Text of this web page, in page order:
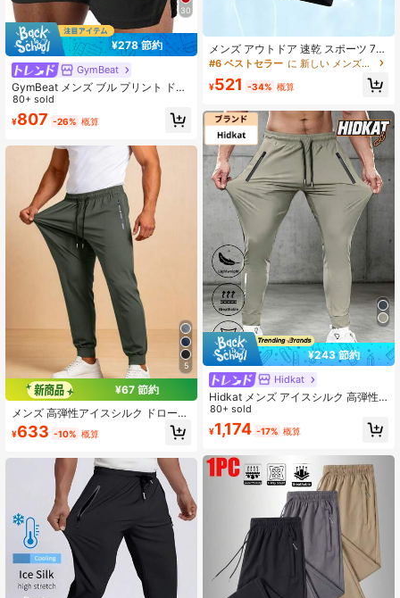
30
¥278 節約
GymBeat
GymBeat メンズ ブル プリント ドロ
ーストリング ウエスト ジッパーポケ
ット スポーツショーツ、ジム
80+ sold
¥807 -26% 概算
5
¥67 節約
メンズ 高弾性アイスシルク ドロース
トリング ウエストゴム サイドジッパ
ーポケット グリーン テーパードジョ
とカジュアルウェアに適しています
¥633 -10% 概算
メンズ アウトドア 速乾 スポーツ 7/8
丈パンツ - 無地ブラック、ポケット
付き伸縮ウエストバンド、ジム、ラ
ンニング、アウトドア活動に適した
#6 ベストセラー に 新しい メンズスポーツショーツ
¥521 -34% 概算
¥243 節約
Hidkat
Hidkat メンズ アイスシルク 高弾性
スポーツ ドローストリング パンツ、
反射プリント、フィットネス、ラン
ニング、エクササイズまたはカジュ
ガー
80+ sold
¥1,174 -17% 概算